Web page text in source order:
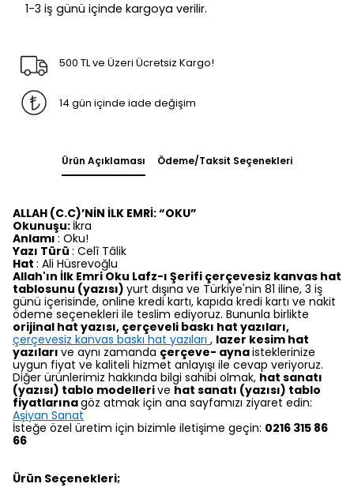
1-3 iş günü içinde kargoya verilir.
500 TL ve Üzeri Ücretsiz Kargo!
14 gün içinde iade değişim
Ürün Açıklaması Ödeme/Taksit Seçenekleri
ALLAH (C.C)’NİN İLK EMRİ: “OKU”
Okunuşu: İkra
Anlamı : Oku!
Yazı Türü : Celî Tâlik
Hat : Ali Hüsrevoğlu
Allah'ın İlk Emri Oku Lafz-ı Şerifi çerçevesiz kanvas hat
tablosunu (yazısı) yurt dışına ve Türkiye'nin 81 iline, 3 iş
günü içerisinde, online kredi kartı, kapıda kredi kartı ve nakit
ödeme seçenekleri ile teslim ediyoruz. Bununla birlikte
orijinal hat yazısı, çerçeveli baskı hat yazıları,
çerçevesiz kanvas baskı hat yazıları , lazer kesim hat
yazıları ve aynı zamanda çerçeve- aynaisteklerinize
uygun fiyat ve kaliteli hizmet anlayışı ile cevap veriyoruz.
Diğer ürünlerimiz hakkında bilgi sahibi olmak, hat sanatı
(yazısı) tablo modellerive hat sanatı (yazısı) tablo
fiyatlarınagöz atmak için ana sayfamızı ziyaret edin:
Aşiyan Sanat
İsteğe özel üretim için bizimle iletişime geçin: 0216 315 86
66
Ürün Seçenekleri;